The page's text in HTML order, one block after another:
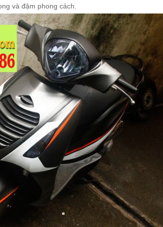
NHÁM
và đậm phong cách.